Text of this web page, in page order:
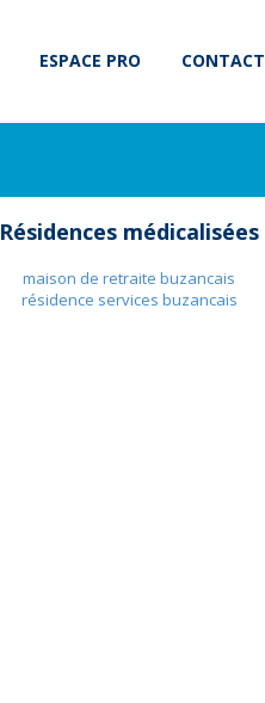
ESPACE PRO CONTACT
Résidences médicalisées
maison de retraite buzancais
résidence services buzancais